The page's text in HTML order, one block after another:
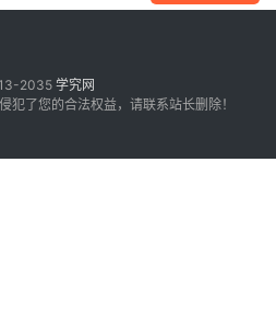
2035 学究网
犯了您的合法权益，请联系站长删除！